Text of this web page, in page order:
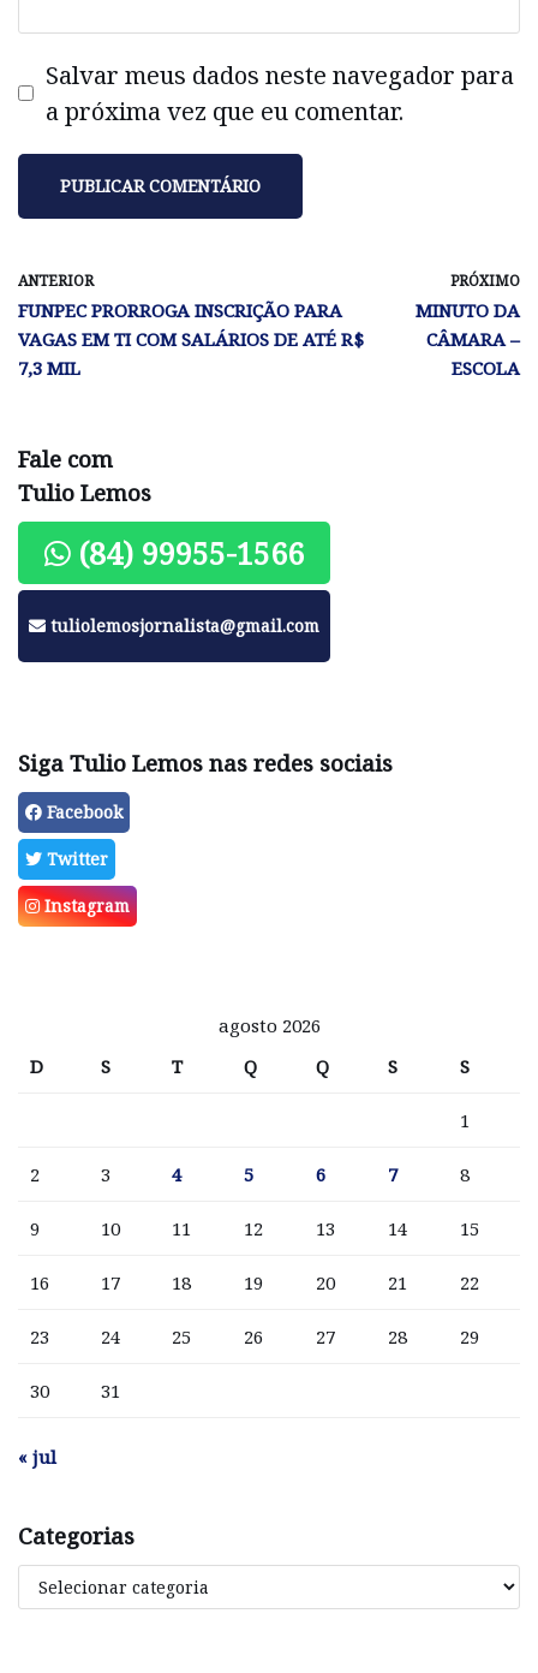
Salvar meus dados neste navegador para
a próxima vez que eu comentar.
ANTERIOR
FUNPEC PRORROGA INSCRIÇÃO PARA
VAGAS EM TI COM SALÁRIOS DE ATÉ R$
7,3 MIL
PRÓXIMO
MINUTO DA
CÂMARA –
ESCOLA
Fale com
Tulio Lemos
(84) 99955-1566
tuliolemosjornalista@gmail.com
Siga Tulio Lemos nas redes sociais
Facebook
Twitter
Instagram
agosto 2026
D
S T Q Q S S
1
2 3 4 5 6 7 8
9 10 11 12 13 14 15
16 17 18 19 20 21 22
23 24 25 26 27 28 29
30 31
« jul
Categorias